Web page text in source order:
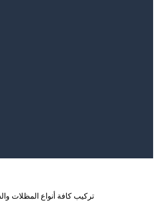
تركيب كافة أنواع المظلات